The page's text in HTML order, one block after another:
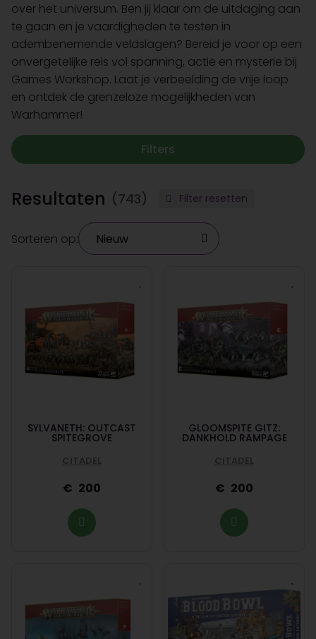
over het universum. Ben jij klaar om de uitdaging aan
te gaan en je vaardigheden te testen in
adembenemende veldslagen? Bereid je voor op een
onvergetelijke reis vol spanning, actie en mysterie bij
Games Workshop. Laat je verbeelding de vrije loop
en ontdek de grenzeloze mogelijkheden van
Warhammer!
Filters
Resultaten (743) Filter resetten
Sorteren op:
SYLVANETH: OUTCAST
SPITEGROVE
CITADEL
200
GLOOMSPITE GITZ:
DANKHOLD RAMPAGE
CITADEL
200